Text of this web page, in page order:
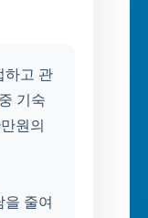
하고 관
기숙
원의
을 줄여